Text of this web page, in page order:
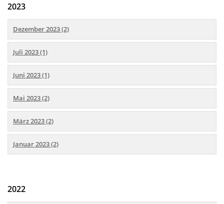
2023
Dezember 2023 (2)
Juli 2023 (1)
Juni 2023 (1)
Mai 2023 (2)
März 2023 (2)
Januar 2023 (2)
2022